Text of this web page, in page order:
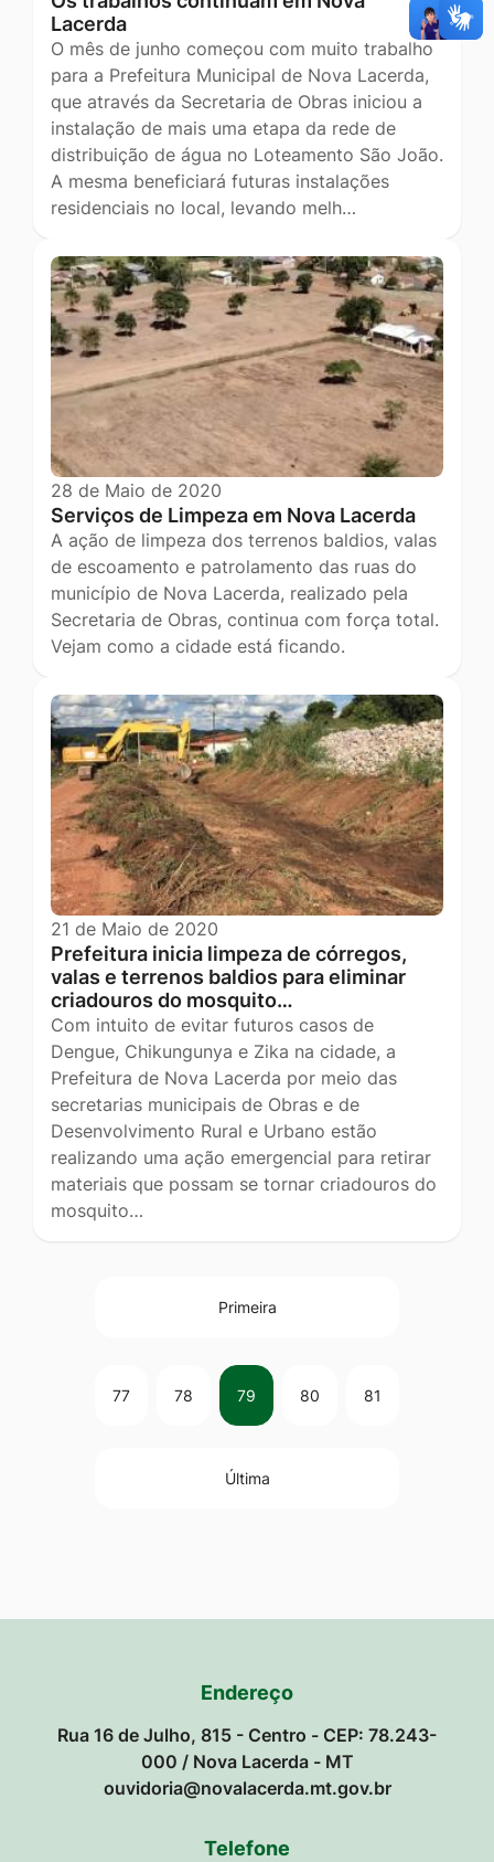
Lacerda
O mês de junho começou com muito trabalho
para a Prefeitura Municipal de Nova Lacerda,
que através da Secretaria de Obras iniciou a
instalação de mais uma etapa da rede de
distribuição de água no Loteamento São João.
A mesma beneficiará futuras instalações
residenciais no local, levando melh…
28 de Maio de 2020
Serviços de Limpeza em Nova Lacerda
A ação de limpeza dos terrenos baldios, valas
de escoamento e patrolamento das ruas do
município de Nova Lacerda, realizado pela
Secretaria de Obras, continua com força total.
Vejam como a cidade está ficando.
21 de Maio de 2020
Prefeitura inicia limpeza de córregos,
valas e terrenos baldios para eliminar
criadouros do mosquito…
Com intuito de evitar futuros casos de
Dengue, Chikungunya e Zika na cidade, a
Prefeitura de Nova Lacerda por meio das
secretarias municipais de Obras e de
Desenvolvimento Rural e Urbano estão
realizando uma ação emergencial para retirar
materiais que possam se tornar criadouros do
mosquito…
Primeira
77 78 79 80 81
Última
Endereço
Rua 16 de Julho, 815 - Centro - CEP: 78.243-
000 / Nova Lacerda - MT
ouvidoria@novalacerda.mt.gov.br
Telefone